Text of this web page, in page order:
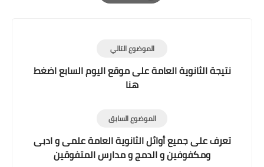
Print
الموضوع التالي
نتيجة الثانوية العامة على موقع اليوم السابع اضغط
هنا
الموضوع السابق
تعرف على جميع أوائل الثانوية العامة علمى و ادبى
ومكفوفين و الدمج و مدارس المتفوقين